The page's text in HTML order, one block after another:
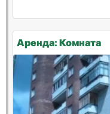
Аренда: Комната